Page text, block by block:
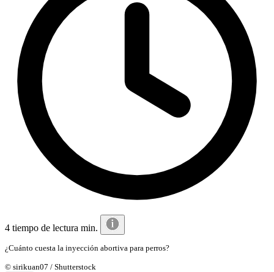
4 tiempo de lectura min.
¿Cuánto cuesta la inyección abortiva para perros?
© sirikuan07 / Shutterstock